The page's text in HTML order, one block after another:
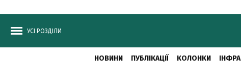
УСІ РОЗДІЛИ
НОВИНИ ПУБЛІКАЦІЇ КОЛОНКИ